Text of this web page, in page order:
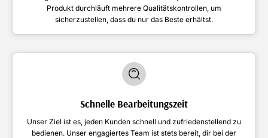
Produkt durchläuft mehrere Qualitätskontrollen, um
sicherzustellen, dass du nur das Beste erhältst.
Schnelle Bearbeitungszeit
Unser Ziel ist es, jeden Kunden schnell und zufriedenstellend zu
bedienen. Unser engagiertes Team ist stets bereit, dir bei der